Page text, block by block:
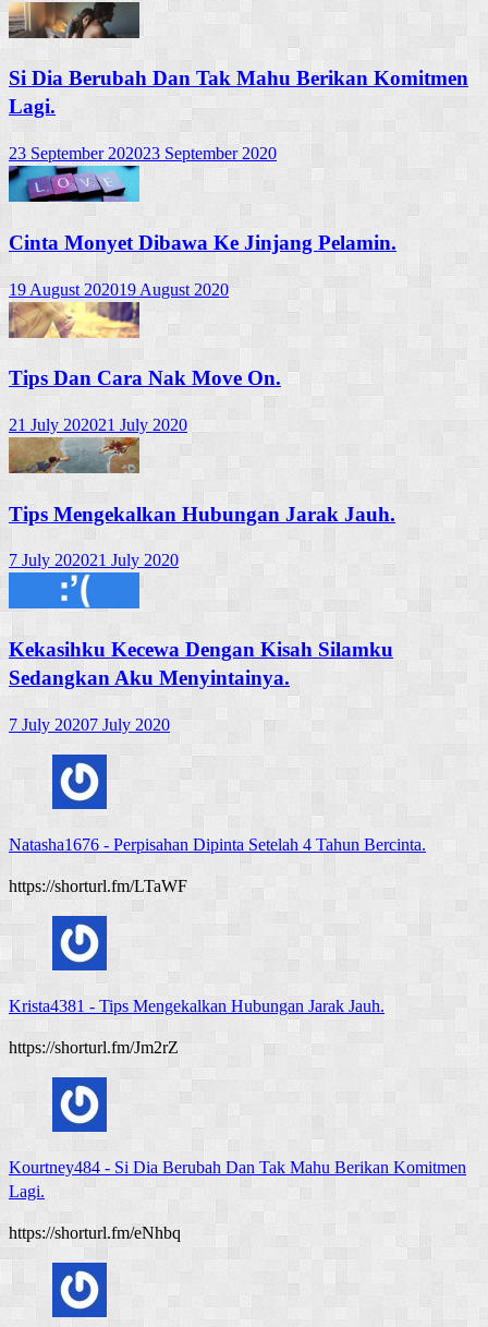
Si Dia Berubah Dan Tak Mahu Berikan Komitmen
Lagi.
23 September 202023 September 2020
Cinta Monyet Dibawa Ke Jinjang Pelamin.
19 August 202019 August 2020
Tips Dan Cara Nak Move On.
21 July 202021 July 2020
Tips Mengekalkan Hubungan Jarak Jauh.
7 July 202021 July 2020
Kekasihku Kecewa Dengan Kisah Silamku
Sedangkan Aku Menyintainya.
7 July 20207 July 2020
Natasha1676 - Perpisahan Dipinta Setelah 4 Tahun Bercinta.
https://shorturl.fm/LTaWF
Krista4381 - Tips Mengekalkan Hubungan Jarak Jauh.
https://shorturl.fm/Jm2rZ
Kourtney484 - Si Dia Berubah Dan Tak Mahu Berikan Komitmen
Lagi.
https://shorturl.fm/eNhbq